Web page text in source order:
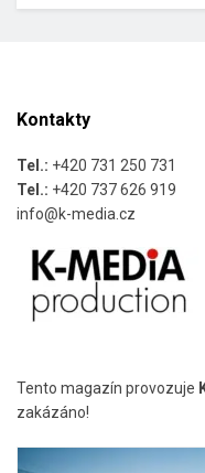
Kontakty
Tel.: +420 731 250 731
Tel.: +420 737 626 919
info@k-media.cz
Tento magazín provozuje
zakázáno!